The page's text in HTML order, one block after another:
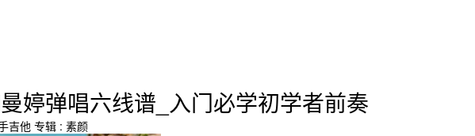
婷弹唱六线谱_入门必学初学者前奏
吉他专辑 : 素颜